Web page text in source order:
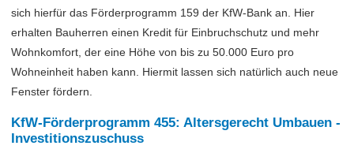
sich hierfür das Förderprogramm 159 der KfW-Bank an. Hier
erhalten Bauherren einen Kredit für Einbruchschutz und mehr
Wohnkomfort, der eine Höhe von bis zu 50.000 Euro pro
Wohneinheit haben kann. Hiermit lassen sich natürlich auch neue
Fenster fördern.
KfW-Förderprogramm 455: Altersgerecht Umbauen -
Investitionszuschuss